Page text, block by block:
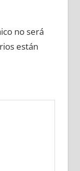
no será
están